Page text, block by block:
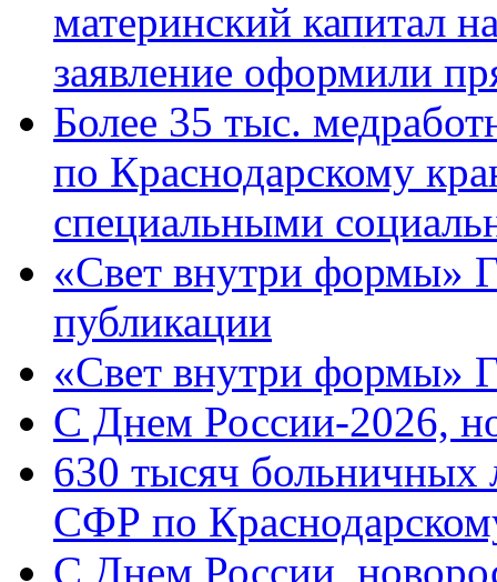
материнский капитал
заявление оформили
Более 35 тыс.
по Краснодарскому
специальными
«Свет внутри формы»
публикации
«Свет внутри формы»
C Днем России-2026,
630 тысяч больничных
СФР по
C Днем России,